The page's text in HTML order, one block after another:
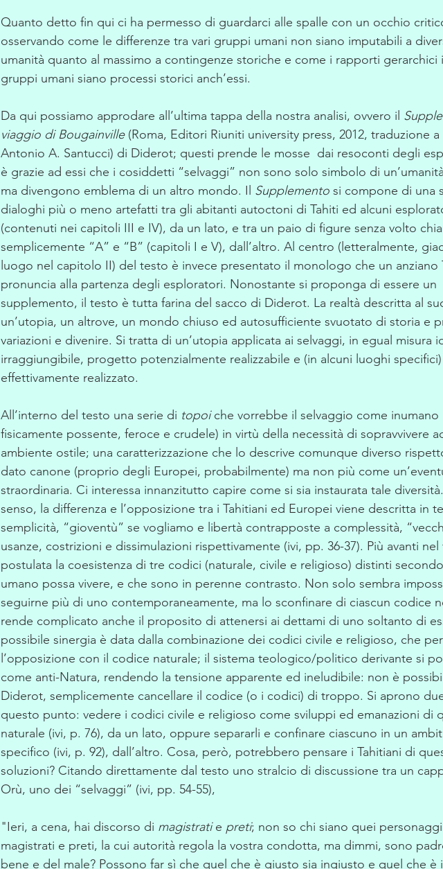
Quanto detto fin qui ci ha permesso di guardarci alle spalle con un occhio
osservando come le differenze tra vari gruppi umani non siano imputabili a
umanità quanto al massimo a contingenze storiche e come i rapporti gerarchici
gruppi umani siano processi storici anch’essi.
Da qui possiamo approdare all’ultima tappa della nostra analisi, ovvero il
viaggio di Bougainville (Roma, Editori Riuniti university press, 2012, traduzione a
Antonio A. Santucci) di Diderot; questi prende le mosse  dai resoconti degli
è grazie ad essi che i cosiddetti “selvaggi” non sono solo simbolo di
ma divengono emblema di un altro mondo. Il Supplemento si compone di una
dialoghi più o meno artefatti tra gli abitanti autoctoni di Tahiti ed alcuni
(contenuti nei capitoli III e IV), da un lato, e tra un paio di figure senza volto
semplicemente “A” e “B” (capitoli I e V), dall’altro. Al centro (letteralmente,
luogo nel capitolo II) del testo è invece presentato il monologo che un anziano
pronuncia alla partenza degli esploratori. Nonostante si proponga di essere un
supplemento, il testo è tutta farina del sacco di Diderot. La realtà descritta al
un’utopia, un altrove, un mondo chiuso ed autosufficiente svuotato di storia e
variazioni e divenire. Si tratta di un’utopia applicata ai selvaggi, in egual misura
irraggiungibile, progetto potenzialmente realizzabile e (in alcuni luoghi specifici)
effettivamente realizzato.
All’interno del testo una serie di topoi che vorrebbe il selvaggio come inumano
fisicamente possente, feroce e crudele) in virtù della necessità di sopravvivere
ambiente ostile; una caratterizzazione che lo descrive comunque diverso
dato canone (proprio degli Europei, probabilmente) ma non più come
straordinaria. Ci interessa innanzitutto capire come si sia instaurata tale
senso, la differenza e l’opposizione tra i Tahitiani ed Europei viene descritta in
semplicità, “gioventù” se vogliamo e libertà contrapposte a complessità,
usanze, costrizioni e dissimulazioni rispettivamente (ivi, pp. 36-37). Più avanti
postulata la coesistenza di tre codici (naturale, civile e religioso) distinti secondo
umano possa vivere, e che sono in perenne contrasto. Non solo sembra
seguirne più di uno contemporaneamente, ma lo sconfinare di ciascun codice
rende complicato anche il proposito di attenersi ai dettami di uno soltanto di
possibile sinergia è data dalla combinazione dei codici civile e religioso, che
l’opposizione con il codice naturale; il sistema teologico/politico derivante si
come anti-Natura, rendendo la tensione apparente ed ineludibile: non è
Diderot, semplicemente cancellare il codice (o i codici) di troppo. Si aprono
questo punto: vedere i codici civile e religioso come sviluppi ed emanazioni di
naturale (ivi, p. 76), da un lato, oppure separarli e confinare ciascuno in un
specifico (ivi, p. 92), dall’altro. Cosa, però, potrebbero pensare i Tahitiani di
soluzioni? Citando direttamente dal testo uno stralcio di discussione tra un
Orù, uno dei “selvaggi” (ivi, pp. 54-55),
"Ieri, a cena, hai discorso di magistrati e preti; non so chi siano quei
magistrati e preti, la cui autorità regola la vostra condotta, ma dimmi, sono
bene e del male? Possono far sì che quel che è giusto sia ingiusto e quel che è